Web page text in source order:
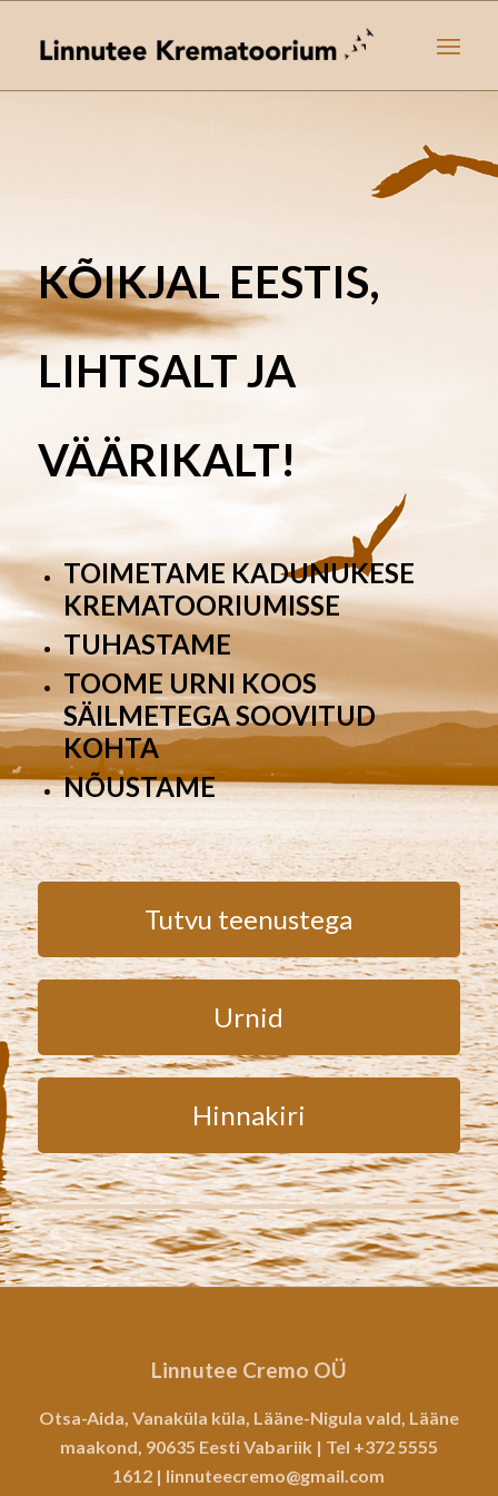
KÕIKJAL EESTIS,
LIHTSALT JA
VÄÄRIKALT!
TOIMETAME KADUNUKESE
KREMATOORIUMISSE
TUHASTAME
TOOME URNI KOOS
SÄILMETEGA SOOVITUD
KOHTA
NÕUSTAME
Tutvu teenustega
Urnid
Hinnakiri
Linnutee Cremo OÜ
Otsa-Aida, Vanaküla küla, Lääne-Nigula vald, Lääne
maakond, 90635 Eesti Vabariik | Tel +372 5555
1612 | linnuteecremo@gmail.com